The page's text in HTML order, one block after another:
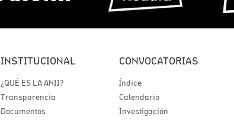
INSTITUCIONAL
¿QUÉ ES LA ANII?
Transparencia
Documentos
CONVOCATORIAS
Índice
Calendario
Investigación